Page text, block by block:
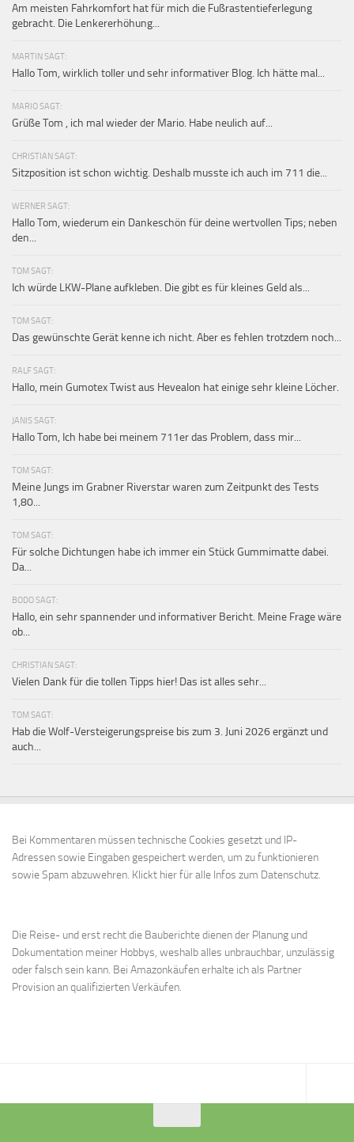
Am meisten Fahrkomfort hat für mich die Fußrastentieferlegung
gebracht. Die Lenkererhöhung...
MARTIN SAGT:
Hallo Tom, wirklich toller und sehr informativer Blog. Ich hätte mal...
MARIO SAGT:
Grüße Tom , ich mal wieder der Mario. Habe neulich auf...
CHRISTIAN SAGT:
Sitzposition ist schon wichtig. Deshalb musste ich auch im 711 die...
WERNER SAGT:
Hallo Tom, wiederum ein Dankeschön für deine wertvollen Tips; neben
den...
TOM SAGT:
Ich würde LKW-Plane aufkleben. Die gibt es für kleines Geld als...
TOM SAGT:
Das gewünschte Gerät kenne ich nicht. Aber es fehlen trotzdem noch...
RALF SAGT:
Hallo, mein Gumotex Twist aus Hevealon hat einige sehr kleine Löcher.
JANIS SAGT:
Hallo Tom, Ich habe bei meinem 711er das Problem, dass mir...
TOM SAGT:
Meine Jungs im Grabner Riverstar waren zum Zeitpunkt des Tests
1,80...
TOM SAGT:
Für solche Dichtungen habe ich immer ein Stück Gummimatte dabei.
Da...
BODO SAGT:
Hallo, ein sehr spannender und informativer Bericht. Meine Frage wäre
ob...
CHRISTIAN SAGT:
Vielen Dank für die tollen Tipps hier! Das ist alles sehr...
TOM SAGT:
Hab die Wolf-Versteigerungspreise bis zum 3. Juni 2026 ergänzt und
auch...
Bei Kommentaren müssen technische Cookies gesetzt und IP-
Adressen sowie Eingaben gespeichert werden, um zu funktionieren
sowie Spam abzuwehren. Klickt hier für alle Infos zum Datenschutz.
Die Reise- und erst recht die Bauberichte dienen der Planung und
Dokumentation meiner Hobbys, weshalb alles unbrauchbar, unzulässig
oder falsch sein kann. Bei Amazonkäufen erhalte ich als Partner
Provision an qualifizierten Verkäufen.